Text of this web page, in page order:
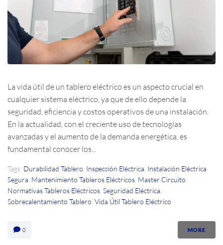
La vida útil de un tablero eléctrico es un aspecto crucial en
cualquier sistema eléctrico, ya que de ello depende la
seguridad, eficiencia y costos operativos de una instalación.
En la actualidad, con el creciente uso de tecnologías
avanzadas y el aumento de la demanda energética, es
fundamental conocer los...
Tags: Durabilidad Tablero Inspección Eléctrica Instalación Eléctrica
Segura Mantenimiento Tableros Eléctricos Master Circuito
Normativas Tableros Eléctricos Seguridad Eléctrica
Sobrecalentamiento Tablero Vida Útil Tablero Eléctrico
0 MORE